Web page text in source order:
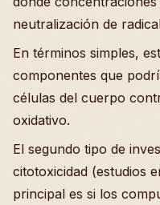
neutralización de
En términos simples,
componentes que
células del cuerpo
oxidativo.
El segundo tipo de
citotoxicidad (estudios
principal es si los